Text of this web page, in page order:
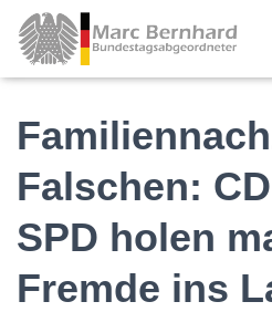
Falschen:
SPD holen
Fremde ins